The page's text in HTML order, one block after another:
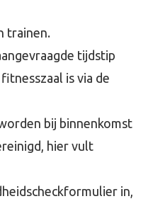
trainen.
tijdstip
is via de
bij binnenkomst
hier vult
in,